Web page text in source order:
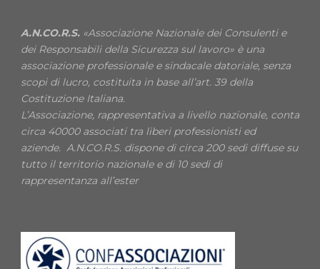
A.N.CO.R.S. «Associazione Nazionale dei Consulenti e
dei Responsabili della Sicurezza sul lavoro» è una
associazione professionale e sindacale datoriale, senza
scopi di lucro, costituita in base all’art. 39 della
Costituzione Italiana.
L’Associazione, rappresentativa a livello nazionale, conta
circa 40000 associati tra liberi professionisti ed
aziende. A.N.CO.R.S. dispone di circa 200 sedi diffuse su
tutto il territorio nazionale e di 10 sedi di
rappresentanza all’ester